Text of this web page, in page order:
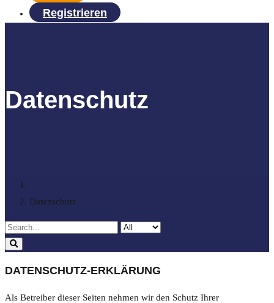
Registrieren
Datenschutz
Datenschutz
DATENSCHUTZ-ERKLÄRUNG
Als Betreiber dieser Seiten nehmen wir den Schutz Ihrer